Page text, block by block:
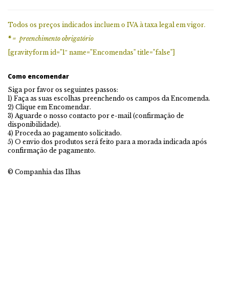
Todos os preços indicados incluem o IVA à taxa legal em vigor.
*= preenchimento obrigatório
[gravityform id=”1″ name=”Encomendas” title=”false”]
Como encomendar
Siga por favor os seguintes passos:
1) Faça as suas escolhas preenchendo os campos da Encomenda.
2) Clique em Encomendar.
3) Aguarde o nosso contacto por e-mail (confirmação de
disponibilidade).
4) Proceda ao pagamento solicitado.
5) O envio dos produtos será feito para a morada indicada após
confirmação de pagamento.
© Companhia das Ilhas